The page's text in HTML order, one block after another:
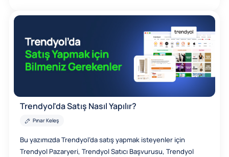
Trendyol'da Satış Nasıl Yapılır?
Pınar Keleş
Bu yazımızda Trendyol’da satış yapmak isteyenler için
Trendyol Pazaryeri, Trendyol Satıcı Başvurusu, Trendyol